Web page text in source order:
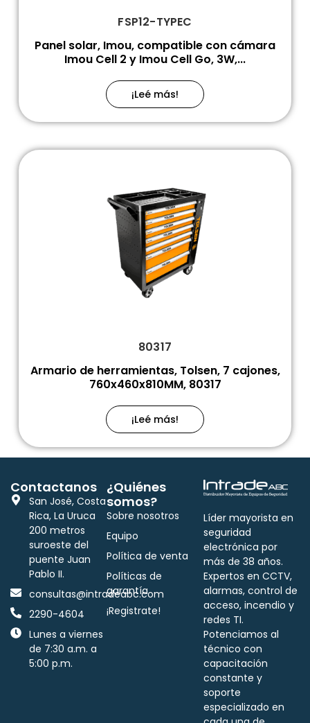
FSP12-TYPEC
Panel solar, Imou, compatible con cámara
Imou Cell 2 y Imou Cell Go, 3W,...
¡Leé más!
80317
Armario de herramientas, Tolsen, 7 cajones,
760x460x810MM, 80317
¡Leé más!
Líder mayorista en
seguridad
electrónica por
más de 38 años.
Expertos en CCTV,
alarmas, control de
acceso, incendio y
redes TI.
Potenciamos al
técnico con
capacitación
constante y
soporte
especializado en
¿Quiénes
somos?
Sobre nosotros
Equipo
Política de venta
Políticas de
garantía
¡Registrate!
Contactanos
San José, Costa
Rica, La Uruca
200 metros
suroeste del
puente Juan
Pablo II.
consultas@intradeabc.com
2290-4604
Lunes a viernes
de 7:30 a.m. a
5:00 p.m.